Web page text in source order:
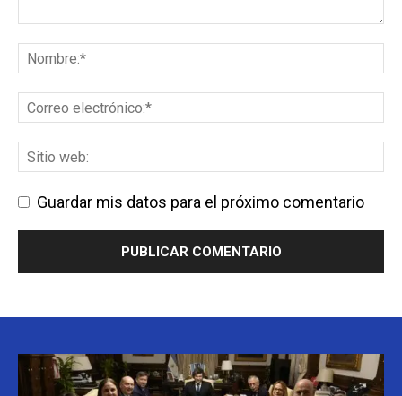
Guardar mis datos para el próximo comentario